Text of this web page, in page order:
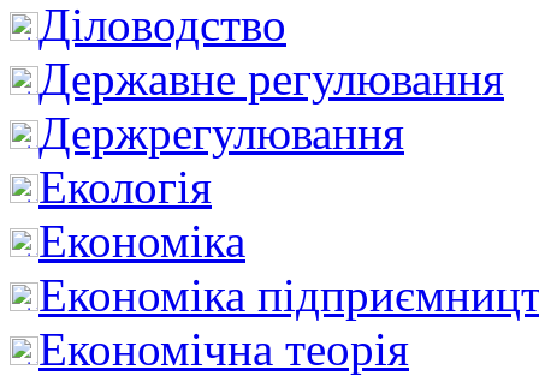
Діловодство
Державне регулювання
Держрегулювання
Екологія
Економіка
Економіка
Економічна теорія